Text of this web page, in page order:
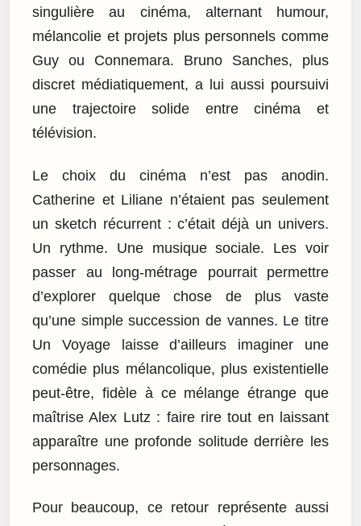
singulière au cinéma, alternant humour,
mélancolie et projets plus personnels comme
Guy ou Connemara. Bruno Sanches, plus
discret médiatiquement, a lui aussi poursuivi
une trajectoire solide entre cinéma et
télévision.
Le choix du cinéma n’est pas anodin.
Catherine et Liliane n’étaient pas seulement
un sketch récurrent : c’était déjà un univers.
Un rythme. Une musique sociale. Les voir
passer au long-métrage pourrait permettre
d’explorer quelque chose de plus vaste
qu’une simple succession de vannes. Le titre
Un Voyage laisse d’ailleurs imaginer une
comédie plus mélancolique, plus existentielle
peut-être, fidèle à ce mélange étrange que
maîtrise Alex Lutz : faire rire tout en laissant
apparaître une profonde solitude derrière les
personnages.
Pour beaucoup, ce retour représente aussi